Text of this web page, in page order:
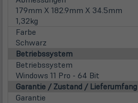
179mm X 182.9mm X 34.5mm
1,32kg
Farbe
Schwarz
Betriebssystem
Betriebssystem
Windows 11 Pro - 64 Bit
Garantie / Zustand / Lieferumfang
Garantie